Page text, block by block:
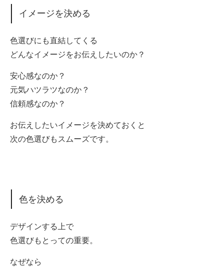
イメージを決める
色選びにも直結してくる
どんなイメージをお伝えしたいのか？
安心感なのか？
元気ハツラツなのか？
信頼感なのか？
お伝えしたいイメージを決めておくと
次の色選びもスムーズです。
色を決める
デザインする上で
色選びもとっての重要。
なぜなら